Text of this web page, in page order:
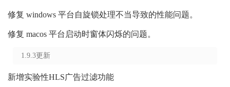
修复 windows 平台自旋锁处理不当导致的性能问题。
修复 macos 平台启动时窗体闪烁的问题。
1.9.3更新
新增实验性HLS广告过滤功能